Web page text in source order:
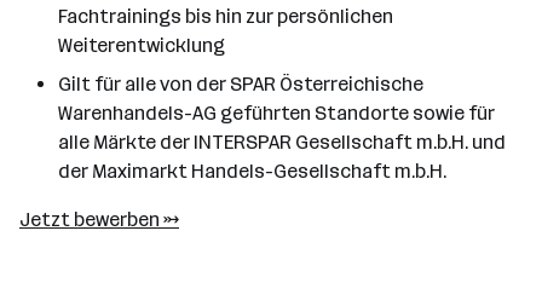
Fachtrainings bis hin zur persönlichen
Weiterentwicklung
Gilt für alle von der SPAR Österreichische
Warenhandels-AG geführten Standorte sowie für
alle Märkte der INTERSPAR Gesellschaft m.b.H. und
der Maximarkt Handels-Gesellschaft m.b.H.
Jetzt bewerben →